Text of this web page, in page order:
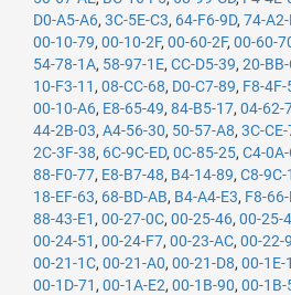
D0-A5-A6, 3C-5E-C3, 64-F6-9D, 74-
00-10-79, 00-10-2F, 00-60-2F, 00-60-
54-78-1A, 58-97-1E, CC-D5-39, 20-BB-
10-F3-11 , 08-CC-68, D0-C7-89, F8-4F-
00-10-A6, E8-65-49, 84-B5-17, 04-62-
44-2B-03, A4-56-30, 50-57-A8, 3C-
2C-3F-38, 6C-9C-ED, 0C-85-25, C4-0A-
88-F0-77, E8-B7-48, B4-14-89, C8-9C-
18-EF-63, 68-BD-AB, B4-A4-E3, F8-
88-43-E1 , 00-27-0C, 00-25-46, 00-25-
00-24-51 , 00-24-F7, 00-23-AC, 00-22-
00-21-1C, 00-21-A0, 00-21-D8, 00-1E-
00-1D-71 , 00-1A-E2, 00-1B-90, 00-1B-